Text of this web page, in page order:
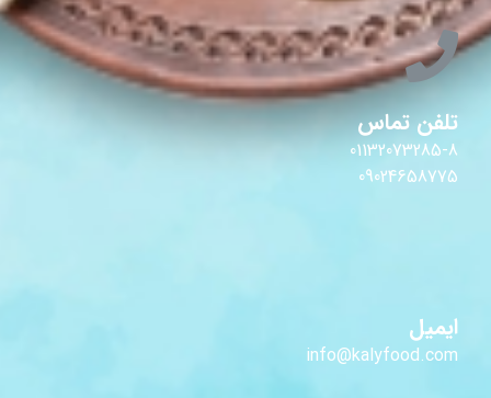
تلفن تماس
01132073285-8
09024658775
ایمیل
info@kalyfood.com